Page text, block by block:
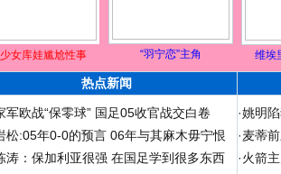
女库娃尴尬性事 “羽宁恋”主角 维埃
热点新闻
军欧战“保零球” 国足05收官战交白卷
松:05年0-0的预言 06年与其麻木毋宁恨
涛：保加利亚很强 在国足学到很多东西
·姚明
·麦蒂
·火箭